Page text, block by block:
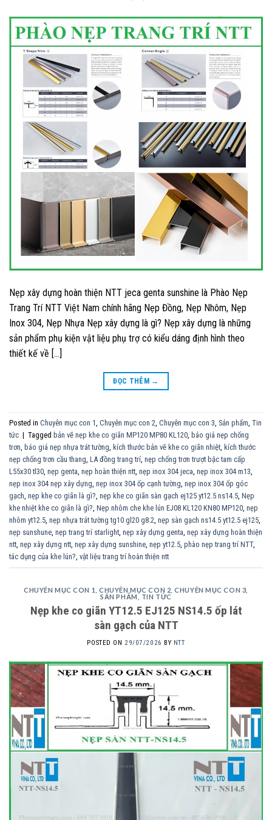
Nẹp xây dựng hoàn thiện NTT jeca genta sunshine là Phào Nẹp
Trang Trí NTT Việt Nam chính hãng Nẹp Đồng, Nẹp Nhôm, Nẹp
Inox 304, Nẹp Nhựa Nẹp xây dựng là gì? Nẹp xây dựng là những
sản phẩm phụ kiện vật liệu phụ trợ có kiểu dáng định hình theo
thiết kế về […]
ĐỌC THÊM →
Posted in Chuyên mục con 1 Chuyên mục con 2 Chuyên mục con 3 Sản phẩm Tin
tức | Tagged bản vẽ nẹp khe co giãn MP120 MP80 KL120 báo giá nẹp chống
trơn báo giá nẹp nhựa trát tường kích thước bản vẽ khe co giãn nhiệt kích thước
nẹp chống trơn cầu thang LA đồng trang trí nẹp chống trơn trượt bậc tam cấp
L55x30 tl30 nẹp genta nẹp hoàn thiện ntt nẹp inox 304 jeca nẹp inox 304 m13
nẹp inox 304 nẹp xây dựng nẹp inox 304 ốp cạnh tường nẹp inox 304 ốp góc
gạch nẹp khe co giãn là gì? nẹp khe co giãn sàn gạch ej125 yt12.5 ns14.5 Nẹp
khe nhiệt khe co giãn là gì? Nẹp nhôm che khe lún EJ08 KL120 KN80 MP120 nẹp
nhôm yt12.5 nẹp nhựa trát tường tg10 gl20 g8.2 nẹp sàn gạch ns14.5 yt12.5 ej125
nẹp sunshune nẹp trang trí starlight nẹp xây dựng genta nẹp xây dựng hoàn thiện
ntt nẹp xây dựng ntt nẹp xây dựng sunshine nẹp yt12.5 phào nẹp trang trí NTT,
tác dụng của khe lún? vật liệu trang trí hoàn thiện ntt
CHUYÊN MỤC CON 1 ,CHUYÊN MỤC CON 2 ,CHUYÊN MỤC CON 3
SẢN PHẨM
TIN TỨC
Nẹp khe co giãn YT12.5 EJ125 NS14.5 ốp lát
sàn gạch của NTT
POSTED ON 29/07/2026 BY NTT